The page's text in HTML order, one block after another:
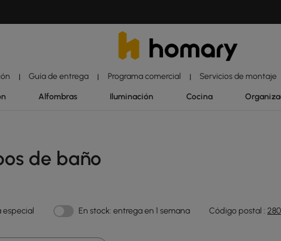
| Guía de entrega | Programa comercial | Servicios de montaje
Alfombras Iluminación Cocina
de baño
especial En stock: entrega en 1 semana Código postal :